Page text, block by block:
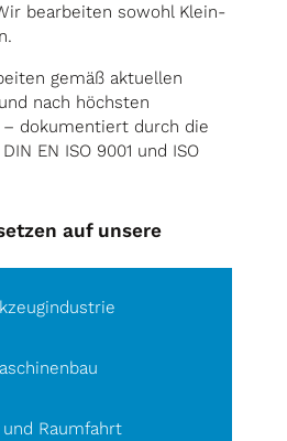
bearbeiten sowohl Klein-
gemäß aktuellen
nach höchsten
– dokumentiert durch die
EN ISO 9001 und ISO
auf unsere
Raumfahrt